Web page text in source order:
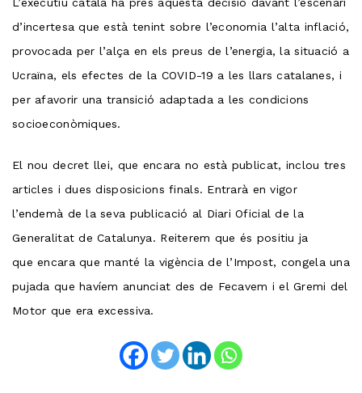
d’incertesa que està tenint sobre l’economia l’alta inflació,
provocada per l’alça en els preus de l’energia, la situació a
Ucraïna, els efectes de la COVID-19 a les llars catalanes, i
per afavorir una transició adaptada a les condicions
socioeconòmiques.
El nou decret llei, que encara no està publicat, inclou tres
articles i dues disposicions finals. Entrarà en vigor
l’endemà de la seva publicació al Diari Oficial de la
Generalitat de Catalunya. Reiterem que és positiu ja
que encara que manté la vigència de l’Impost, congela una
pujada que havíem anunciat des de Fecavem i el Gremi del
Motor que era excessiva.